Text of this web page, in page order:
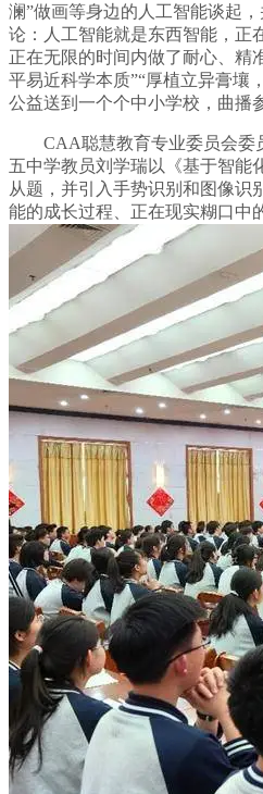
澜”做画等身边的人工智能谈起
论：人工智能就是东西智能，正
正在无限的时间内做了耐心、精
平易近科学本质”“厚植立异膏壤
公益送到一个个中小学校，曲播
CAA聪慧教育专业委员会委
五中学教员刘学瑞以《基于智能
从题，并引入手势识别和图像识
能的成长过程、正在现实糊口中